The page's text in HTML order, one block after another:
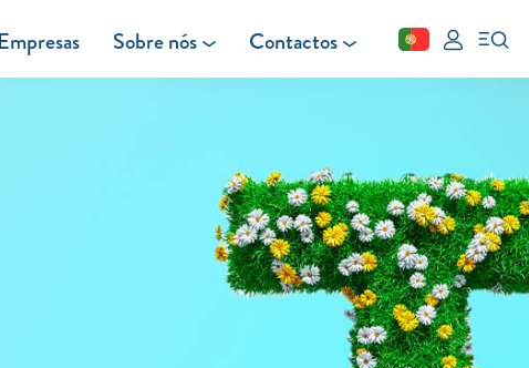
Empresas Sobre nós Contactos
Fechar